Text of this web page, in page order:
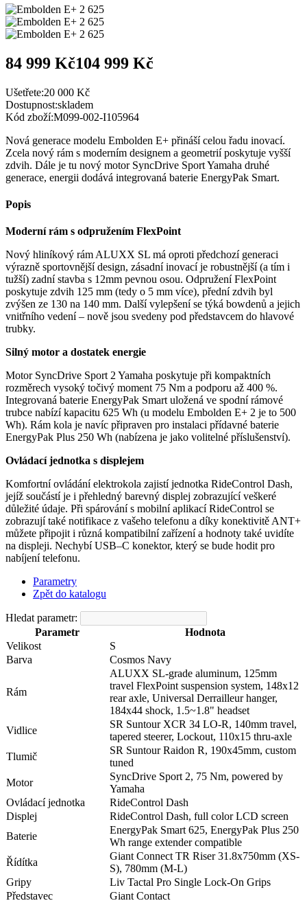
84 999 Kč104 999 Kč
Ušetřete:20 000 Kč
Dostupnost:skladem
Kód zboží:M099-002-I105964
Nová generace modelu Embolden E+ přináší celou řadu inovací.
Zcela nový rám s moderním designem a geometrií poskytuje vyšší
zdvih. Dále je tu nový motor SyncDrive Sport Yamaha druhé
generace, energii dodává integrovaná baterie EnergyPak Smart.
Popis
Moderní rám s odpružením FlexPoint
Nový hliníkový rám ALUXX SL má oproti předchozí generaci
výrazně sportovnější design, zásadní inovací je robustnější (a tím i
tužší) zadní stavba s 12mm pevnou osou. Odpružení FlexPoint
poskytuje zdvih 125 mm (tedy o 5 mm více), přední zdvih byl
zvýšen ze 130 na 140 mm. Další vylepšení se týká bowdenů a jejich
vnitřního vedení – nově jsou svedeny pod představcem do hlavové
trubky.
Silný motor a dostatek energie
Motor SyncDrive Sport 2 Yamaha poskytuje při kompaktních
rozměrech vysoký točivý moment 75 Nm a podporu až 400 %.
Integrovaná baterie EnergyPak Smart uložená ve spodní rámové
trubce nabízí kapacitu 625 Wh (u modelu Embolden E+ 2 je to 500
Wh). Rám kola je navíc připraven pro instalaci přídavné baterie
EnergyPak Plus 250 Wh (nabízena je jako volitelné příslušenství).
Ovládací jednotka s displejem
Komfortní ovládání elektrokola zajistí jednotka RideControl Dash,
jejíž součástí je i přehledný barevný displej zobrazující veškeré
důležité údaje. Při spárování s mobilní aplikací RideControl se
zobrazují také notifikace z vašeho telefonu a díky konektivitě ANT+
můžete připojit i různá kompatibilní zařízení a hodnoty také uvidíte
na displeji. Nechybí USB–C konektor, který se bude hodit pro
nabíjení telefonu.
Parametry
Zpět do katalogu
Hledat parametr:
Parametr
Hodnota
Velikost
S
Barva
Cosmos Navy
Rám
ALUXX SL-grade aluminum, 125mm
travel FlexPoint suspension system, 148x12
rear axle, Universal Derrailleur hanger,
184x44 shock, 1.5~1.8" headset
Vidlice
SR Suntour XCR 34 LO-R, 140mm travel,
tapered steerer, Lockout, 110x15 thru-axle
Tlumič
SR Suntour Raidon R, 190x45mm, custom
tuned
Motor
SyncDrive Sport 2, 75 Nm, powered by
Yamaha
Ovládací jednotka
RideControl Dash
Displej
RideControl Dash, full color LCD screen
Baterie
EnergyPak Smart 625, EnergyPak Plus 250
Wh range extender compatible
Řídítka
Giant Connect TR Riser 31.8x750mm (XS-
S), 780mm (M-L)
Gripy
Liv Tactal Pro Single Lock-On Grips
Představec
Giant Contact